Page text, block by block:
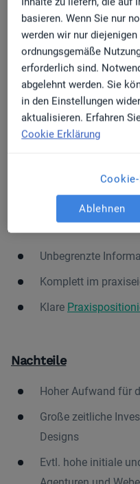
Achten Sie bei
vertrauenswürdige
auszuwählen.
sogar die Option,
weiteren
spiegeln.
Die Praxis-
Unbegrenzte
Komplett im
Klare
Nachteile
Hoher Aufwand für
Große zeitliche
Designs
Evtl. hohe initiale
basieren. Wenn Sie nur
werden wir nur
ordnungsgemäße
erforderlich sind.
abgelehnt werden. Sie
in den Einstellungen
aktualisieren. Erfahren
Cookie Erklärung
Ablehnen